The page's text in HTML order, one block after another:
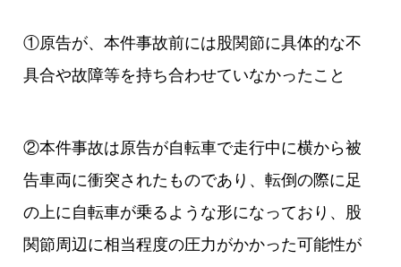
①原告が、本件事故前には股関節に具体的な不
具合や故障等を持ち合わせていなかったこと
②本件事故は原告が自転車で走行中に横から被
告車両に衝突されたものであり、転倒の際に足
の上に自転車が乗るような形になっており、股
関節周辺に相当程度の圧力がかかった可能性が